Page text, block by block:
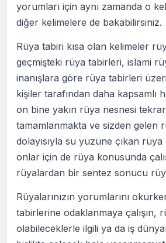
yorumları için aynı zamanda o
diğer kelimelere de bakabilirsiniz.
Rüya tabiri kısa olan kelimeler
geçmişteki rüya tabirleri, islami
inanışlara göre rüya tabirleri
kişiler tarafından daha kapsamlı
on bine yakın rüya nesnesi
tamamlanmakta ve sizden gelen
dolayısıyla su yüzüne çıkan
onlar için de rüya konusunda
rüyalardan bir sentez sonucu
Rüyalarınızın yorumlarını
tabirlerine odaklanmaya çalışın,
olabileceklerle ilgili ya da iş